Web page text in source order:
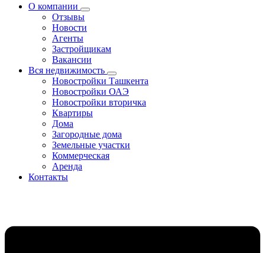
О компании
Отзывы
Новости
Агенты
Застройщикам
Вакансии
Вся недвижимость
Новостройки Ташкента
Новостройки ОАЭ
Новостройки вторичка
Квартиры
Дома
Загородные дома
Земельные участки
Коммерческая
Аренда
Контакты